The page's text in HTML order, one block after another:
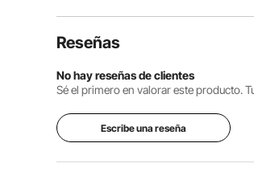
Reseñas
No hay reseñas de clientes
Sé el primero en valorar este producto.
Escribe una reseña